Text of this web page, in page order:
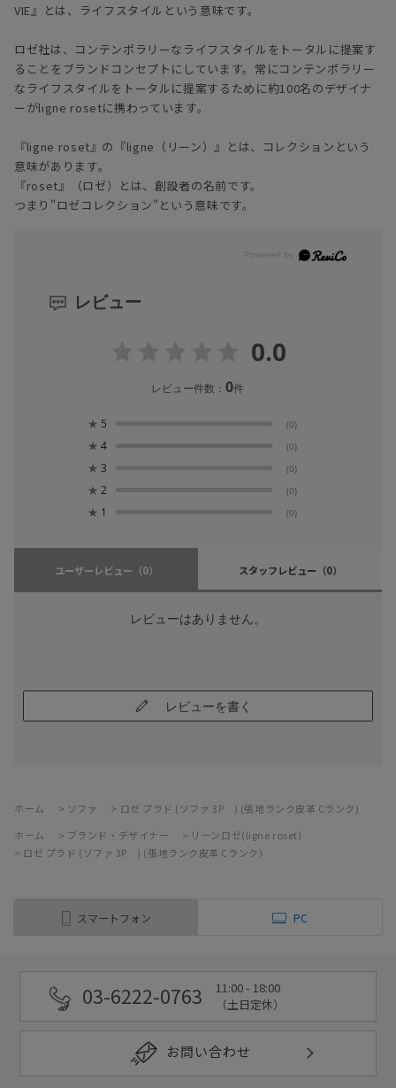
VIE』とは、ライフスタイルという意味です。
ロゼ社は、コンテンポラリーなライフスタイルをトータルに提案す
ることをブランドコンセプトにしています。常にコンテンポラリー
なライフスタイルをトータルに提案するために約100名のデザイナ
ーがligne rosetに携わっています。
『ligne roset』の『ligne（リーン）』とは、コレクションという
意味があります。
『roset』（ロゼ）とは、創設者の名前です。
つまり"ロゼコレクション"という意味です。
レビュー
0.0
レビュー件数：0件
★ 5 (0)
★ 4 (0)
★ 3 (0)
★ 2 (0)
★ 1 (0)
ユーザーレビュー （0） スタッフレビュー （0）
レビューはありません。
レビューを書く
ホーム > ソファ > ロゼ プラド (ソファ 3P ) (張地ランク皮革 Cランク)
ホーム
> ブランド・デザイナー > リーンロゼ(ligne roset)
> ロゼ プラド (ソファ 3P ) (張地ランク皮革 Cランク)
スマートフォン PC
03-6222-0763
11:00 - 18:00
（土日定休）
お問い合わせ